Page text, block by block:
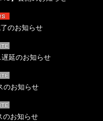
のお知らせ
延のお知らせ
のお知らせ
のお知らせ